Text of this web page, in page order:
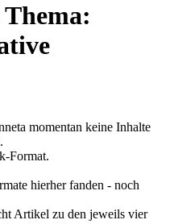
momentan keine Inhalte
Format.
hierher fanden - noch
Artikel zu den jeweils vier